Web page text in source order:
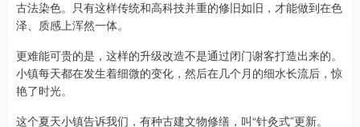
古法染色。只有这样传统和高科技并重的修旧如旧，才能做到在色
泽、质感上浑然一体。
更难能可贵的是，这样的升级改造不是通过闭门谢客打造出来的。
小镇每天都在发生着细微的变化，然后在几个月的细水长流后，惊
艳了时光。
这个夏天小镇告诉我们，有种古建文物修缮，叫“针灸式”更新。